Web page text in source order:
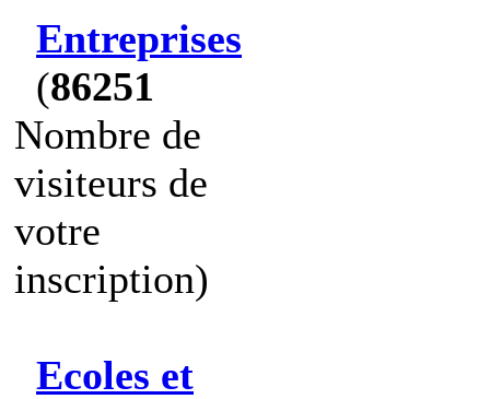
Entreprises
(86251
Nombre de
visiteurs de
votre
inscription)
Ecoles et